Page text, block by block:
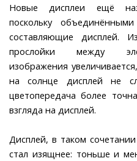
Новые дисплеи ещё
поскольку
составляющие дисплей.
прослойки между
изображения
на солнце дисплей не
цветопередача более
взгляда на дисплей.
Дисплей, в таком
стал изящнее: тоньше и